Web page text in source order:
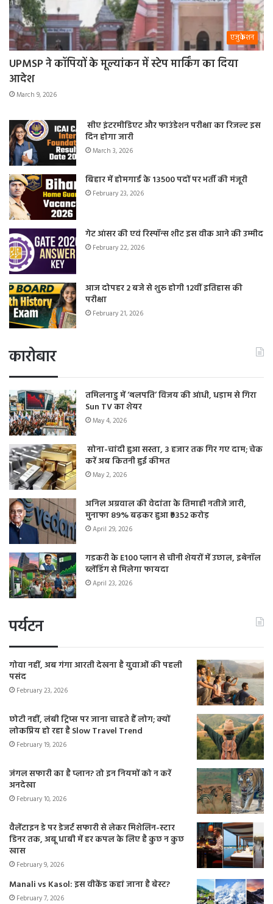
एजुकेशन
UPMSP ने कॉपियों के मूल्यांकन में स्टेप मार्किंग का दिया
आदेश
March 9, 2026
सीए इंटरमीडिएट और फाउंडेशन परीक्षा का रिजल्ट इस
दिन होगा जारी
March 3, 2026
बिहार में होमगार्ड के 13500 पदों पर भर्ती की मंजूरी
February 23, 2026
गेट आंसर की एवं रिस्पॉन्स शीट इस वीक आने की उम्मीद
February 22, 2026
आज दोपहर 2 बजे से शुरू होगी 12वीं इतिहास की
परीक्षा
February 21, 2026
कारोबार
तमिलनाडु में ‘थलपति’ विजय की आंधी, धड़ाम से गिरा
Sun TV का शेयर
May 4, 2026
सोना-चांदी हुआ सस्ता, 3 हजार तक गिर गए दाम; चेक
करें अब कितनी हुई कीमत
May 2, 2026
अनिल अग्रवाल की वेदांता के तिमाही नतीजे जारी,
मुनाफा 89% बढ़कर हुआ ₹9352 करोड़
April 29, 2026
गडकरी के E100 प्लान से चीनी शेयरों में उछाल, इथेनॉल
ब्लेंडिंग से मिलेगा फायदा
April 23, 2026
पर्यटन
गोवा नहीं, अब गंगा आरती देखना है युवाओं की पहली
पसंद
February 23, 2026
छोटी नहीं, लंबी ट्रिप्स पर जाना चाहते हैं लोग; क्यों
लोकप्रिय हो रहा है Slow Travel Trend
February 19, 2026
जंगल सफारी का है प्लान? तो इन नियमों को न करें
अनदेखा
February 10, 2026
वैलेंटाइन डे पर डेजर्ट सफारी से लेकर मिशेलिन-स्टार
डिनर तक, अबू धाबी में हर कपल के लिए है कुछ न कुछ
खास
February 9, 2026
Manali vs Kasol: इस वीकेंड कहां जाना है बेस्ट?
February 7, 2026